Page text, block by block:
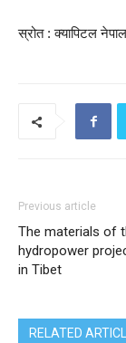
स्रोत : क्यापिटल नेपाल
Previous article
The materials of
hydropower
in Tibet
RELATED